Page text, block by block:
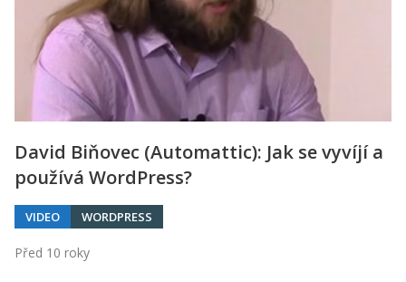
David Biňovec (Automattic): Jak se vyvíjí a
používá WordPress?
VIDEO WORDPRESS
Před 10 roky